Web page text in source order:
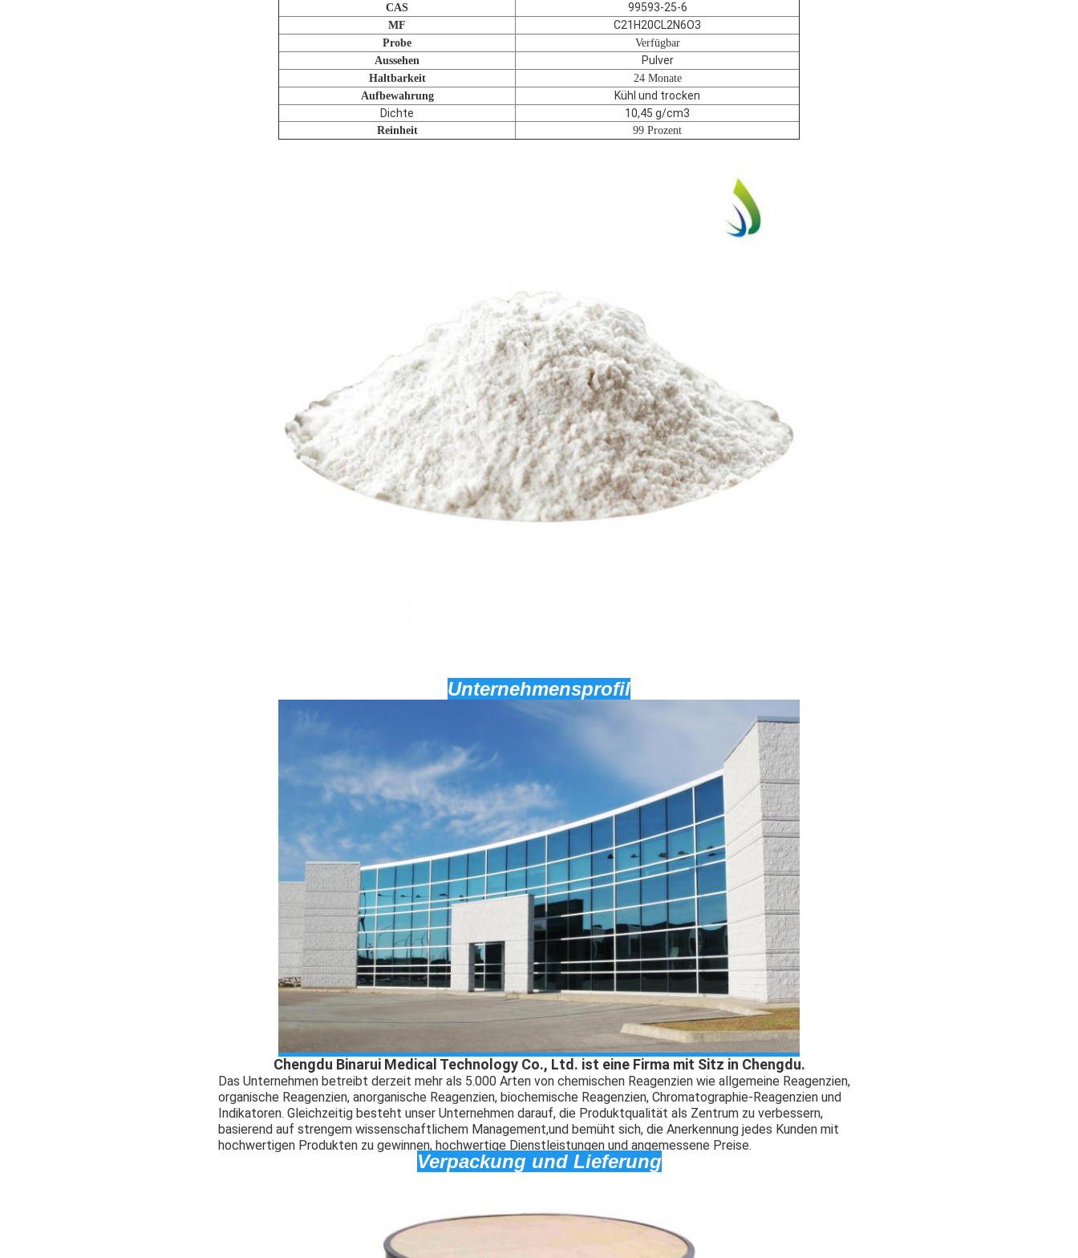
CAS 99593-25-6
MF C21 H20CL2N6O3
Probe
Verfügbar
Aussehen
Pulver
Haltbarkeit
24 Monate
Aufbewahrung
Kühl und trocken
Dichte
10,45 g/cm3
Reinheit 99 Prozent
Unternehmensprofil
Chengdu Binarui Medical Technology Co., Ltd. ist eine Firma mit Sitz in Chengdu.
Das Unternehmen betreibt derzeit mehr als 5.000 Arten von chemischen Reagenzien wie allgemeine Reagenzien,
organische Reagenzien, anorganische Reagenzien, biochemische Reagenzien, Chromatographie-Reagenzien und
Indikatoren. Gleichzeitig besteht unser Unternehmen darauf, die Produktqualität als Zentrum zu verbessern,
basierend auf strengem wissenschaftlichem Management,und bemüht sich, die Anerkennung jedes Kunden mit
hochwertigen Produkten zu gewinnen, hochwertige Dienstleistungen und angemessene Preise.
Verpackung und Lieferung